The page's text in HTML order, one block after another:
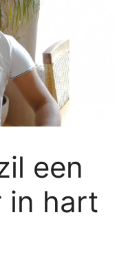
een
in hart